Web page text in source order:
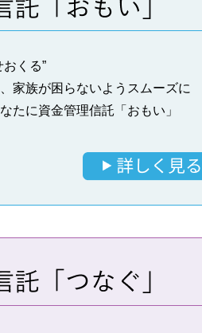
くる”
家族が困らないようスムーズに
たに資金管理信託「おもい」